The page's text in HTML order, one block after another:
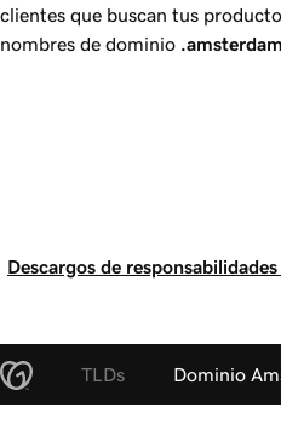
clientes que buscan tus
nombres de dominio .amsterdam
Descargos de
TLDs Dominio